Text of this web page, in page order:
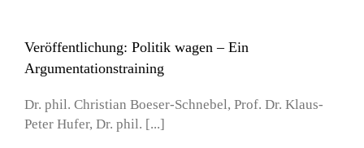
Veröffentlichung: Politik wagen – Ein
Argumentationstraining
Dr. phil. Christian Boeser-Schnebel, Prof. Dr. Klaus-
Peter Hufer, Dr. phil. [...]